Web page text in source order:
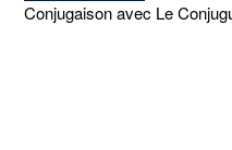
Conjugaison avec Le